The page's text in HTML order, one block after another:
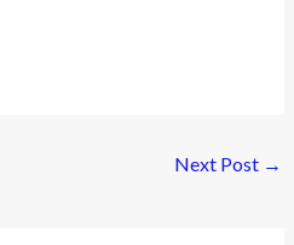
Next Post →